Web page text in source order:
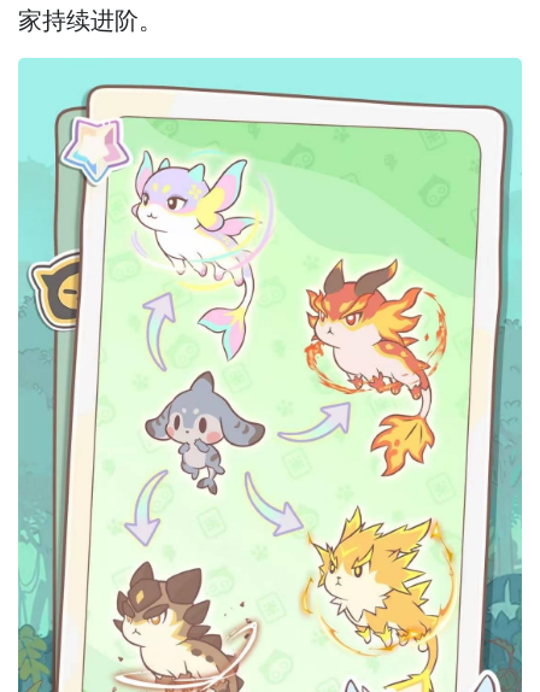
家持续进阶。